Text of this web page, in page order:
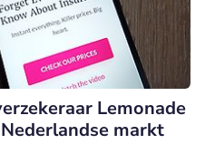
Lemonade
markt